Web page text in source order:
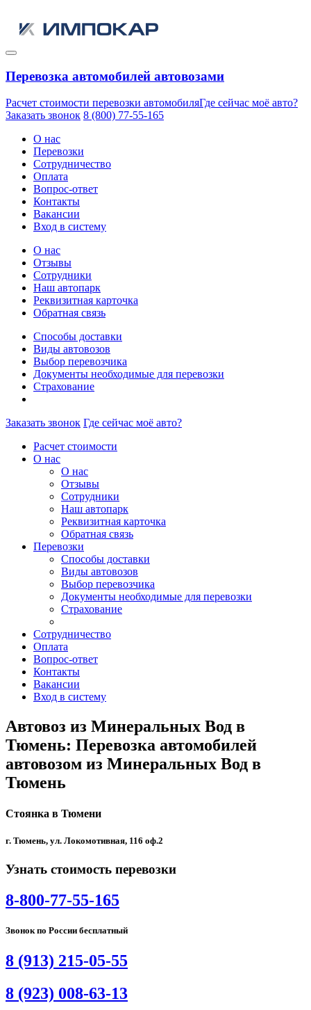
Перевозка автомобилей автовозами
Расчет стоимости перевозки автомобиляГде сейчас моё авто?
Заказать звонок 8 (800) 77-55-165
О нас
Перевозки
Сотрудничество
Оплата
Вопрос-ответ
Контакты
Вакансии
Вход в систему
О нас
Отзывы
Сотрудники
Наш автопарк
Реквизитная карточка
Обратная связь
Способы доставки
Виды автовозов
Выбор перевозчика
Документы необходимые для перевозки
Страхование
Заказать звонок Где сейчас моё авто?
Расчет стоимости
О нас
О нас
Отзывы
Сотрудники
Наш автопарк
Реквизитная карточка
Обратная связь
Перевозки
Способы доставки
Виды автовозов
Выбор перевозчика
Документы необходимые для перевозки
Страхование
Сотрудничество
Оплата
Вопрос-ответ
Контакты
Вакансии
Вход в систему
Автовоз из Минеральных Вод в
Тюмень: Перевозка автомобилей
автовозом из Минеральных Вод в
Тюмень
Стоянка в Тюмени
г. Тюмень, ул. Локомотивная, 116 оф.2
Узнать стоимость перевозки
8-800-77-55-165
Звонок по России бесплатный
8 (913) 215-05-55
8 (923) 008-63-13